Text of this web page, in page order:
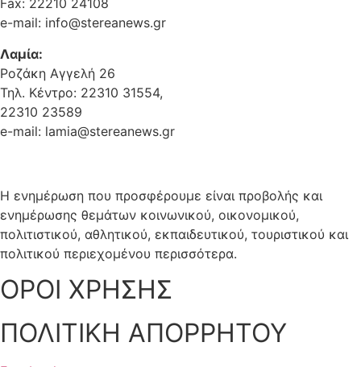
Fax: 22210 24108
e-mail: info@stereanews.gr
Λαμία:
Ροζάκη Αγγελή 26
Τηλ. Κέντρο: 22310 31554,
22310 23589
e-mail: lamia@stereanews.gr
Η ενημέρωση που προσφέρουμε είναι προβολής και
ενημέρωσης θεμάτων κοινωνικού, οικονομικού,
πολιτιστικού, αθλητικού, εκπαιδευτικού, τουριστικού και
πολιτικού περιεχομένου περισσότερα.
ΟΡΟΙ ΧΡΗΣΗΣ
ΠΟΛΙΤΙΚΗ ΑΠΟΡΡΗΤΟΥ